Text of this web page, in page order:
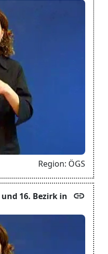
Region: ÖGS
16. Bezirk in
link